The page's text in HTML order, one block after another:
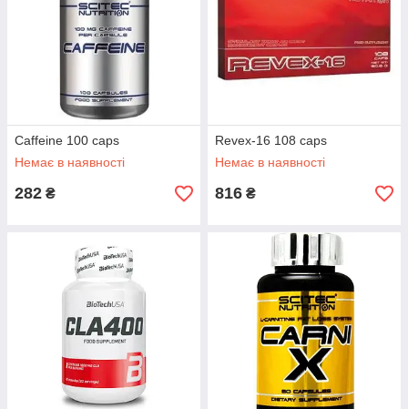
Caffeine 100 caps
Немає в наявності
282 ₴
Revex-16 108 caps
Немає в наявності
816 ₴